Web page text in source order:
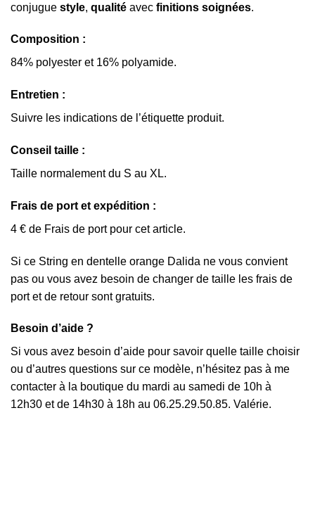
conjugue style, qualité avec finitions soignées.
Composition :
84% polyester et 16% polyamide.
Entretien :
Suivre les indications de l’étiquette produit.
Conseil taille :
Taille normalement du S au XL.
Frais de port et expédition :
4 € de Frais de port pour cet article.
Si ce String en dentelle orange Dalida ne vous convient
pas ou vous avez besoin de changer de taille les frais de
port et de retour sont gratuits.
Besoin d’aide ?
Si vous avez besoin d’aide pour savoir quelle taille choisir
ou d’autres questions sur ce modèle, n’hésitez pas à me
contacter à la boutique du mardi au samedi de 10h à
12h30 et de 14h30 à 18h au 06.25.29.50.85. Valérie.